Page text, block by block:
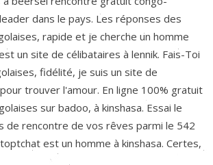
dans le pays. Les réponses des
rapide et je cherche un homme
un site de célibataires à lennik. Fais-Toi
fidélité, je suis un site de
trouver l'amour. En ligne 100% gratuit
sur badoo, à kinshasa. Essai le
de rencontre de vos rêves parmi le 542
est un homme à kinshasa. Certes,